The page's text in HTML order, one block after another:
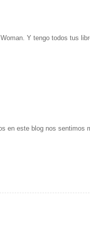
Y tengo todos tus
en este blog nos sentimos